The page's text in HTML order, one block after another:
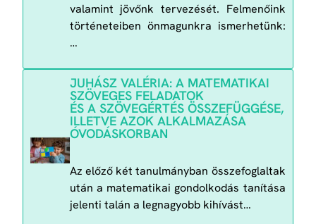
valamint jövőnk tervezését. Felmenőink
történeteiben önmagunkra ismerhetünk:
…
JUHÁSZ VALÉRIA: A MATEMATIKAI
SZÖVEGES FELADATOK
ÉS A SZÖVEGÉRTÉS ÖSSZEFÜGGÉSE,
ILLETVE AZOK ALKALMAZÁSA
ÓVODÁSKORBAN
Az előző két tanulmányban összefoglaltak
után a matematikai gondolkodás tanítása
jelenti talán a legnagyobb kihívást…